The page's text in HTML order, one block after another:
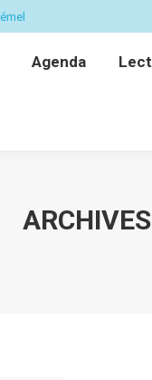
Agenda
Agenda